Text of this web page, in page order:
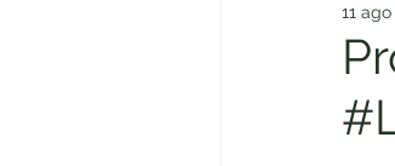
Construcción de
Bogotá Región
11 ago